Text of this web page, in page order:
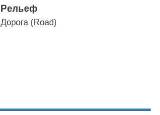
Рельеф
Дорога (Road)